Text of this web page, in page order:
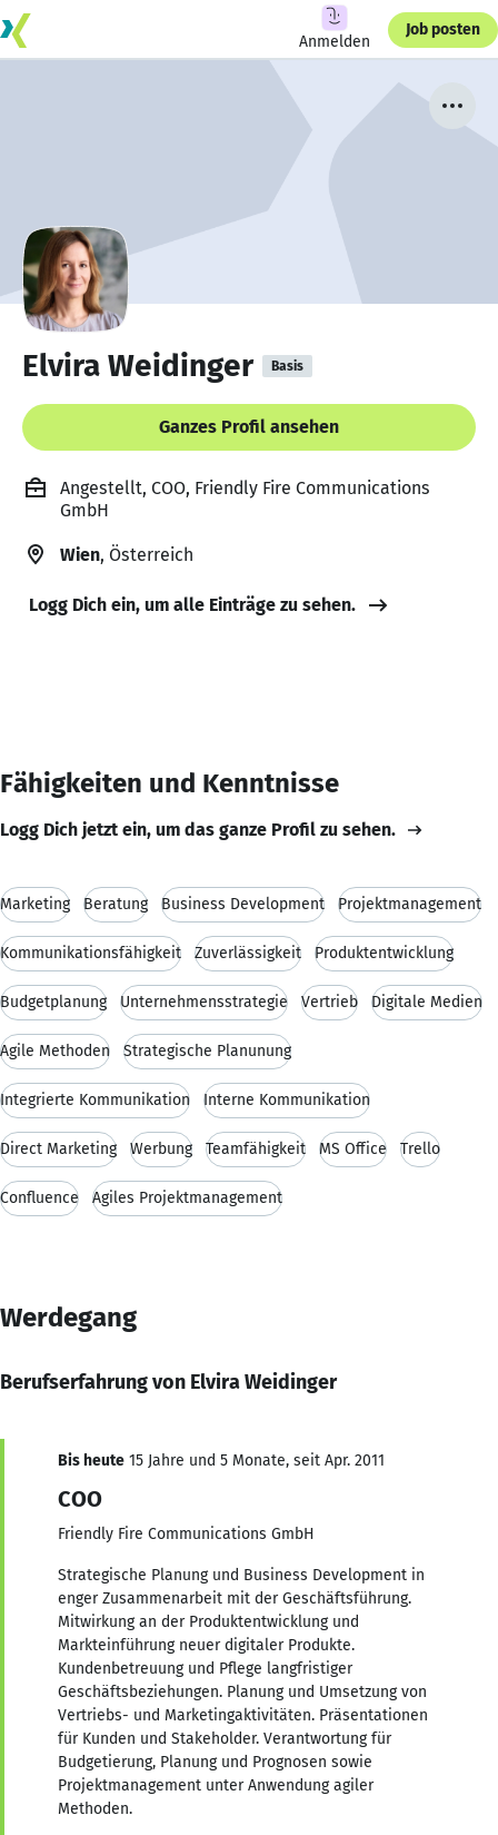
Anmelden
Job posten
Elvira Weidinger Basis
Ganzes Profil ansehen
Angestellt, COO, Friendly Fire Communications
GmbH
Wien, Österreich
Logg Dich ein, um alle Einträge zu sehen.
Fähigkeiten und Kenntnisse
Logg Dich jetzt ein, um das ganze Profil zu sehen.
Marketing Beratung Business Development Projektmanagement
Kommunikationsfähigkeit Zuverlässigkeit Produktentwicklung
Budgetplanung Unternehmensstrategie Vertrieb Digitale Medien
Agile Methoden Strategische Planunung
Integrierte Kommunikation Interne Kommunikation
Direct Marketing Werbung Teamfähigkeit MS Office Trello
Confluence Agiles Projektmanagement
Werdegang
Berufserfahrung von Elvira Weidinger
Bis heute 15 Jahre und 5 Monate, seit Apr. 2011
COO
Friendly Fire Communications GmbH
Strategische Planung und Business Development in
enger Zusammenarbeit mit der Geschäftsführung.
Mitwirkung an der Produktentwicklung und
Markteinführung neuer digitaler Produkte.
Kundenbetreuung und Pflege langfristiger
Geschäftsbeziehungen. Planung und Umsetzung von
Vertriebs- und Marketingaktivitäten. Präsentationen
für Kunden und Stakeholder. Verantwortung für
Budgetierung, Planung und Prognosen sowie
Projektmanagement unter Anwendung agiler
Methoden.